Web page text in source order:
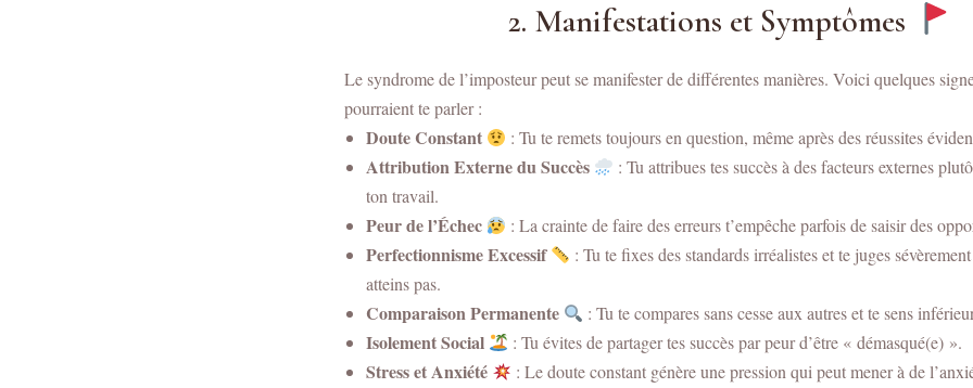
2. Manifestations et Symptômes
Le syndrome de l’imposteur peut se manifester de différentes manières. Voici quelques
pourraient te parler :
Doute Constant : Tu te remets toujours en question, même après des réussites
Attribution Externe du Succès
: Tu attribues tes succès à des facteurs externes
ton travail.
Peur de l’Échec : La crainte de faire des erreurs t’empêche parfois de saisir des
Perfectionnisme Excessif
: Tu te fixes des standards irréalistes et te juges
atteins pas.
Comparaison Permanente : Tu te compares sans cesse aux autres et te sens
Isolement Social : Tu évites de partager tes succès par peur d’être « démasqué(e) ».
Stress et Anxiété
: Le doute constant génère une pression qui peut mener à de